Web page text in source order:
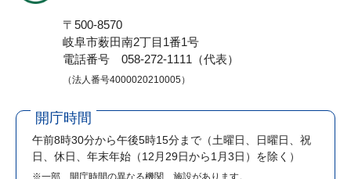
〒500-8570
岐阜市薮田南2丁目1番1号
電話番号 058-272-1111（代表）
（法人番号4000020210005）
開庁時間
午前8時30分から午後5時15分まで （土曜日、日曜日、祝
日、休日、年末年始（12月29日から1月3日）を除く）
※一部、開庁時間の異なる機関、施設があります。